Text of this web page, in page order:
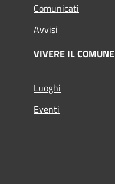
Comunicati
Avvisi
VIVERE IL COMUNE
Luoghi
Eventi